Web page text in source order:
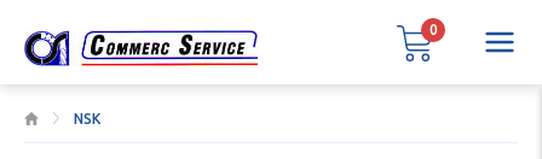
NSK
0